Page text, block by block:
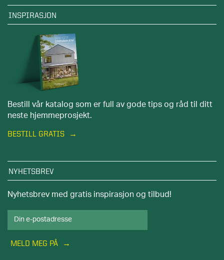
INSPIRASJON
Bestill vår katalog som er full av gode tips og råd til ditt
neste hjemmeprosjekt.
BESTILL GRATIS
NYHETSBREV
Nyhetsbrev med gratis inspirasjon og tilbud!
MELD MEG PÅ